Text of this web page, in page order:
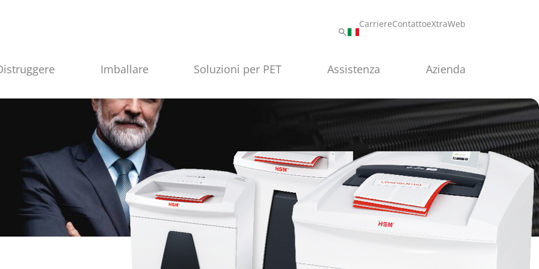
CarriereContattoeXtraWeb
Imballare Soluzioni per PET Assistenza Azienda